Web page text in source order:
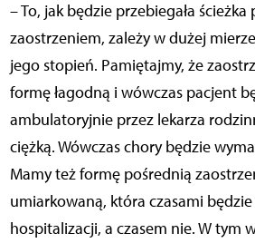
– To, jak będzie przebiegała ścieżka
zaostrzeniem, zależy w dużej
jego stopień. Pamiętajmy, że
formę łagodną i wówczas pacjent
ambulatoryjnie przez lekarza
ciężką. Wówczas chory będzie
Mamy też formę pośrednią
umiarkowaną, która czasami będzie
hospitalizacji, a czasem nie. W tym